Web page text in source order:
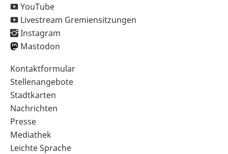
YouTube
Livestream Gremiensitzungen
Instagram
Mastodon
Sekundärnavigation
im
Fußbereich
Kontaktformular
Stellenangebote
Stadtkarten
Nachrichten
Presse
Mediathek
Leichte Sprache